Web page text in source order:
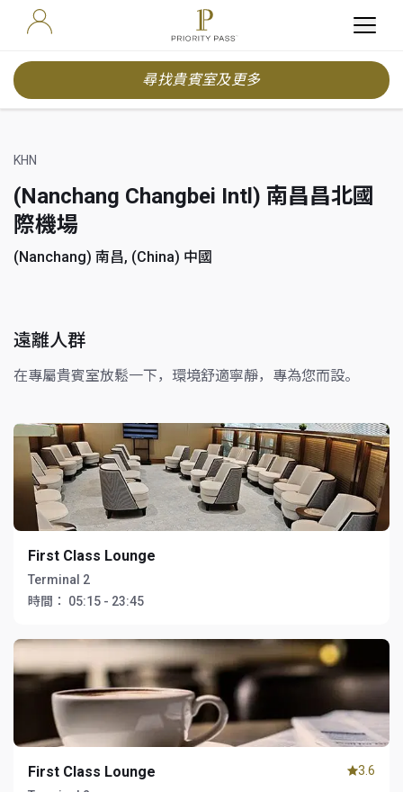
尋找貴賓室及更多
KHN
(Nanchang Changbei Intl) 南昌昌北國
際機場
(Nanchang) 南昌, (China) 中國
遠離人群
在專屬貴賓室放鬆一下，環境舒適寧靜，專為您而設。
First Class Lounge
Terminal 2
時間：
05:15 - 23:45
First Class Lounge 3.6